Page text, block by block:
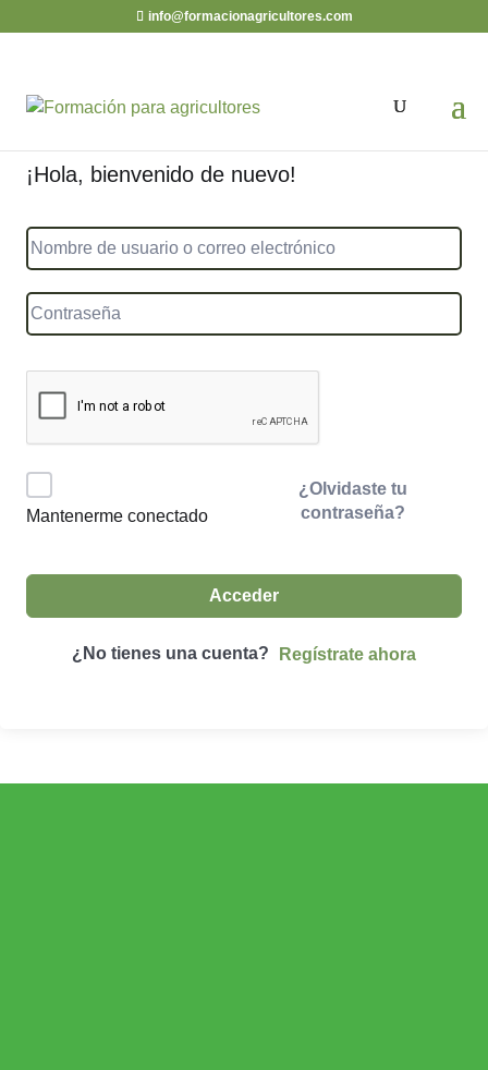
info@formacionagricultores.com
¡Hola, bienvenido de nuevo!
Mantenerme conectado
¿Olvidaste tu
contraseña?
Acceder
¿No tienes una cuenta? Regístrate ahora